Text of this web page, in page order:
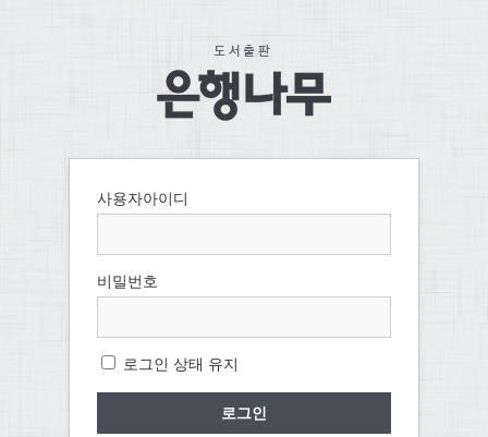
사용자아이디
비밀번호
로그인 상태 유지